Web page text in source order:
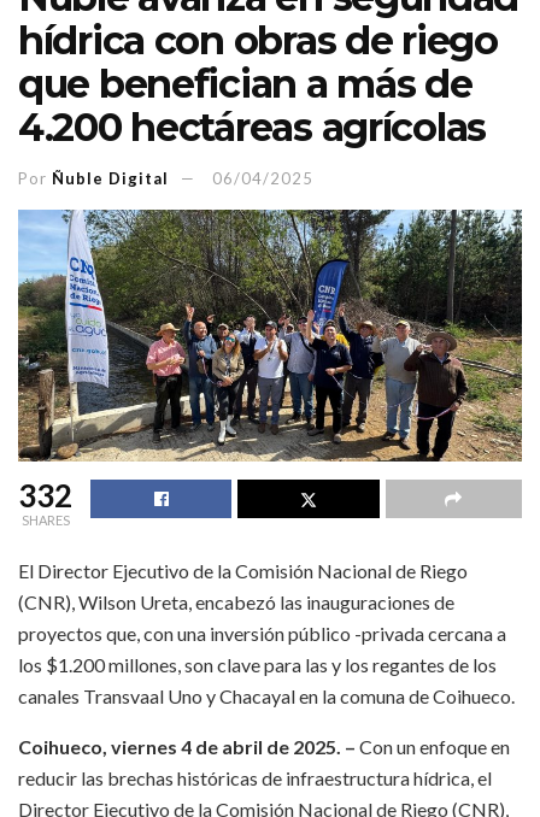
hídrica con obras de riego
que benefician a más de
4.200 hectáreas agrícolas
Por Ñuble Digital 06/04/2025
332
SHARES
El Director Ejecutivo de la Comisión Nacional de Riego
(CNR), Wilson Ureta, encabezó las inauguraciones de
proyectos que, con una inversión público -privada cercana a
los $1.200 millones, son clave para las y los regantes de los
canales Transvaal Uno y Chacayal en la comuna de Coihueco.
Coihueco, viernes 4 de abril de 2025. – Con un enfoque en
reducir las brechas históricas de infraestructura hídrica, el
Director Ejecutivo de la Comisión Nacional de Riego (CNR),